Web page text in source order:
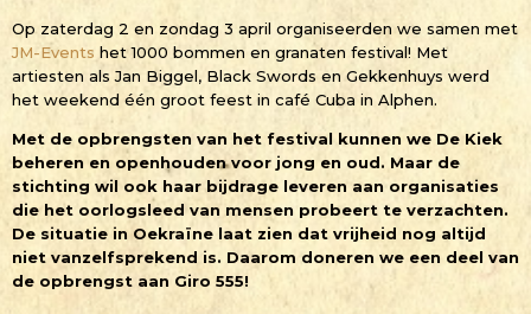
Op zaterdag 2 en zondag 3 april organiseerden we samen met
JM-Events het 1000 bommen en granaten festival! Met
artiesten als Jan Biggel, Black Swords en Gekkenhuys werd
het weekend één groot feest in café Cuba in Alphen.
Met de opbrengsten van het festival kunnen we De Kiek
beheren en openhouden voor jong en oud. Maar de
stichting wil ook haar bijdrage leveren aan organisaties
die het oorlogsleed van mensen probeert te verzachten.
De situatie in Oekraïne laat zien dat vrijheid nog altijd
niet vanzelfsprekend is. Daarom doneren we een deel van
de opbrengst aan Giro 555!